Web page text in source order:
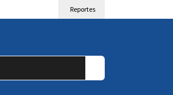
Reportes